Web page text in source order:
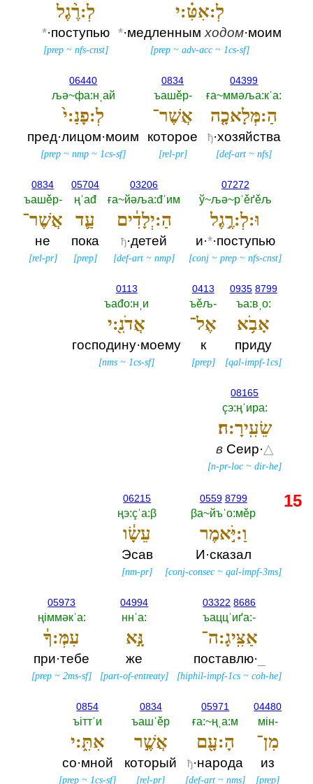
לְ:אִטִּ֗:י
*·медленнымходом·моим
[prep ~adv-acc ~1cs-sf]
לְ:רֶ֨גֶל
*·поступью
[prep ~nfs-cnst]
04399
ға~ммәља:кˈа:‎
הַ:מְּלָאכָ֤ה
ђ·хозяйства
[def-art ~nfs]
0834
ъашěр-‎
אֲשֶׁר־
которое
[rel-pr]
06440
љә~фа:нˌай
לְ:פָנַ:י֙
пред·лицом·моим
[prep ~nmp ~1cs-sf]
07272
ў~љә~рˈěґěљ
וּ:לְ:רֶ֣גֶל
и·*·поступью
[conj ~prep ~nfs-cnst]
03206
ға~йәља:đˈим
הַ:יְלָדִ֔ים
ђ·детей
[def-art ~nmp]
05704
ңˈаđ
עַ֛ד
пока
[prep]
0834
ъашěр-‎
אֲשֶׁר־
не
[rel-pr]
0935 8799
ъа:вˌо:‎
אָבֹ֥א
приду
[qal-impf-1cs]
0413
ъěљ-‎
אֶל־
к
[prep]
0113
ъаđо:нˌи
אֲדֹנִ֖:י
господину·моему
[nms ~1cs-sf]
08165
çэ:ңˈира:‎
שֵׂעִֽירָ:ה׃
вСеир·△
[n-pr-loc ~dir-he]
0559 8799
βа~йъˈо:мěр
וַ:יֹּ֣אמֶר
И·сказал
[conj-consec ~qal-impf-3ms]
06215
ңэ:çˈа:β
עֵשָׂ֔ו
Эсав
[nm-pr]
03322 8686
ъаццˈиґа:-‎
אַצִּֽיגָ:ה־
поставлю·
[hiphil-impf-1cs ~coh-he]
04994
ннˈа:‎
נָּ֣א
же
[part-of-entreaty]
05973
ңiммәкˈа:‎
עִמְּ:ךָ֔
при·тебе
[prep ~2ms-sf]
04480
мiн-‎
מִן־
из
[prep]
05971
ға:~ңˌа:м
הָ:עָ֖ם
ђ·народа
[def-art ~nms]
0834
ъашˈěр
אֲשֶׁ֣ר
который
[rel-pr]
0854
ъiттˈи
אִתִּ֑:י
со·мной
[prep ~1cs-sf]
15